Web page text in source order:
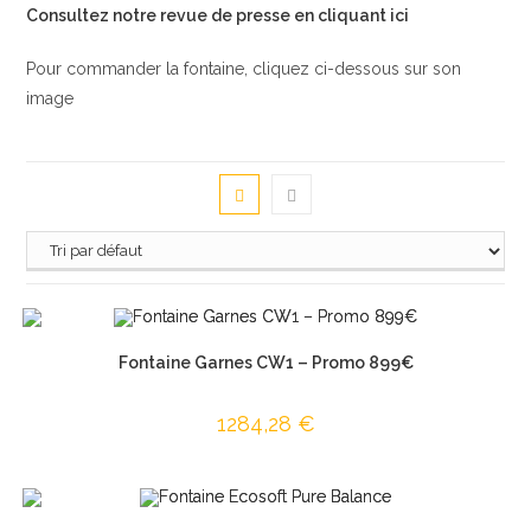
Consultez notre revue de presse en cliquant ici
Pour commander la fontaine, cliquez ci-dessous sur son
image
Fontaine Garnes CW1 – Promo 899€
1284,28 €